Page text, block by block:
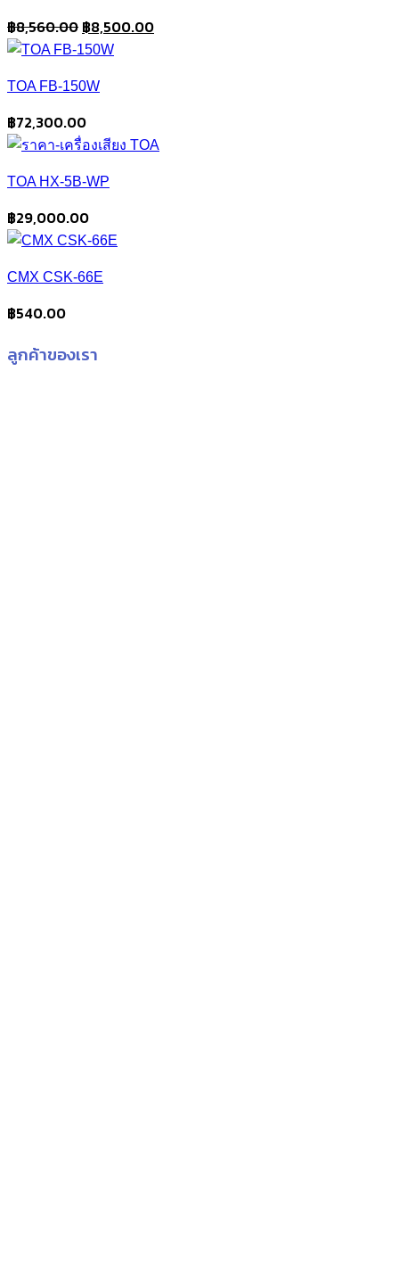
฿8,560.00 Original
price
฿8,560.00.
฿8,500.00Current
TOA FB-150W
฿72,300.00
TOA HX-5B-WP
฿29,000.00
CMX CSK-66E
฿540.00
ลูกค้าของเรา